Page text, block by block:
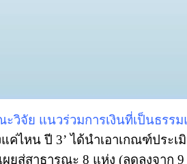
ย แนวร่วมการเงินที่เป็นธรรมแ
ค่ไหน ปี 3’ ได้นำเอาเกณฑ์ประ
ยสู่สาธารณะ 8 แห่ง (ลดลงจาก